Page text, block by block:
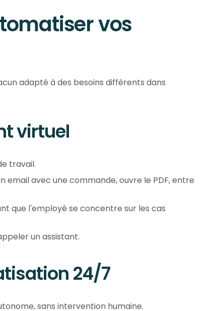
vos
adapté à des besoins différents dans
virtuel
travail.
email avec une commande, ouvre le PDF, entre
que l'employé se concentre sur les cas
un assistant.
24/7
sans intervention humaine.